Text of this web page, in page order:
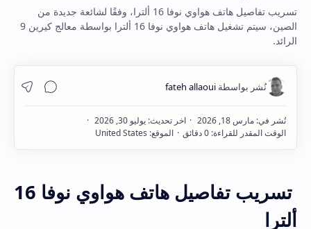
تسريب تفاصيل هاتف هواوي نوفا 16 ألترا، وفقًا لشائعة جديدة من
الصين، سيتم تشغيل هاتف هواوي نوفا 16 ألترا بواسطة معالج كيرين 9
الرائد.
تسريب تفاصيل هاتف هواوي نوفا 16
ألترا